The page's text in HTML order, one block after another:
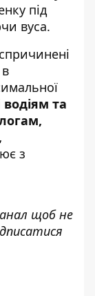
під
вуса.
водіям та
з
щоб не